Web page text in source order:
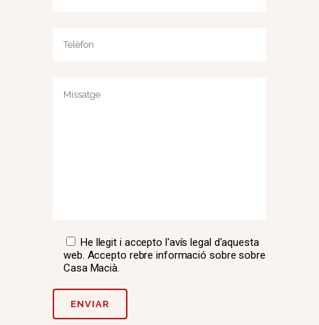
He llegit i accepto l'avís legal d'aquesta
web. Accepto rebre informació sobre sobre
Casa Macià.